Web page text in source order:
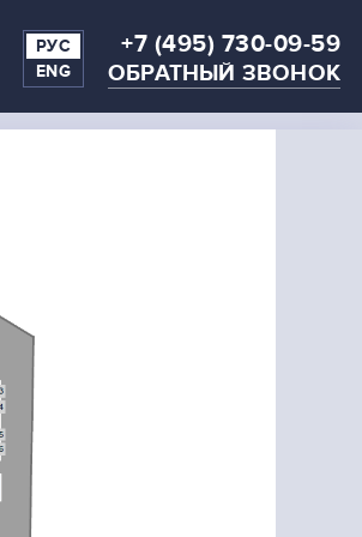
+7 (495) 730-09-59
ОБРАТНЫЙ ЗВОНОК
РУС
ENG